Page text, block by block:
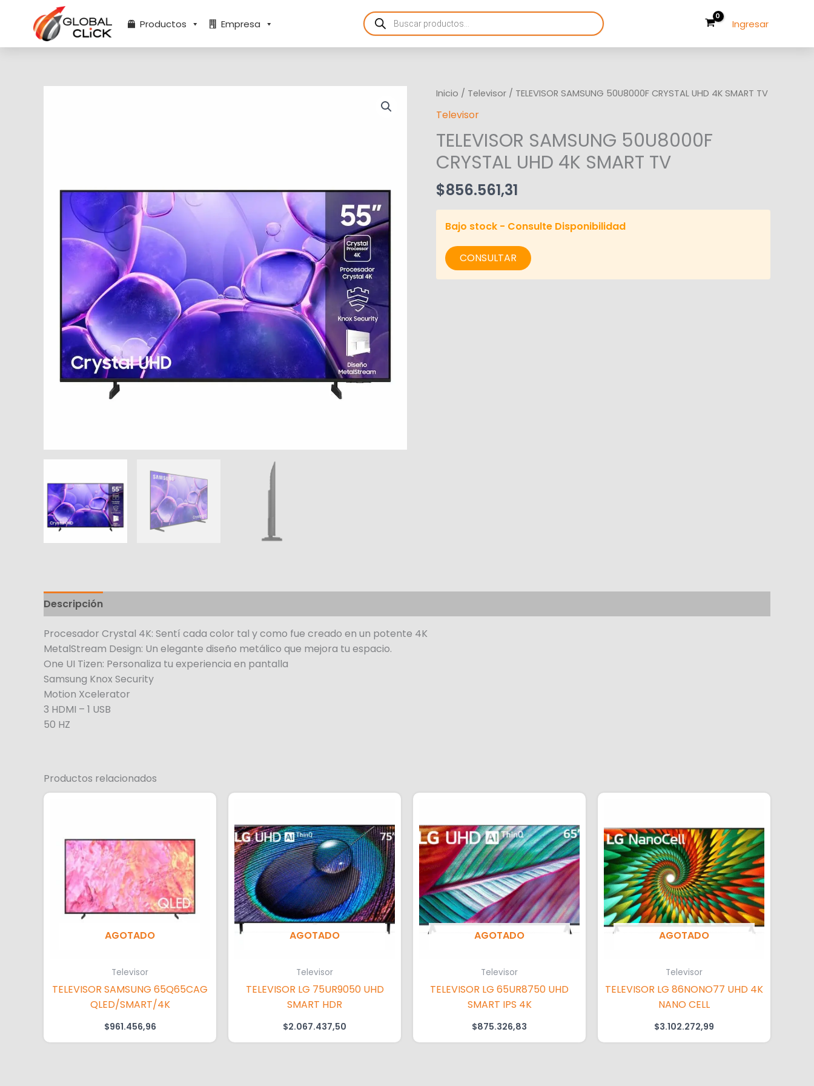
contenido
Productos Empresa
Products
search Ingresar
Inicio / Televisor / TELEVISOR SAMSUNG 50U8000F CRYSTAL UHD 4K SMART TV
Televisor
TELEVISOR SAMSUNG 50U8000F
CRYSTAL UHD 4K SMART TV
$856.561,31
Bajo stock - Consulte Disponibilidad
CONSULTAR
Descripción
Procesador Crystal 4K: Sentí cada color tal y como fue creado en un potente 4K
MetalStream Design: Un elegante diseño metálico que mejora tu espacio.
One UI Tizen: Personaliza tu experiencia en pantalla
Samsung Knox Security
Motion Xcelerator
3 HDMI – 1 USB
50 HZ
Productos relacionados
AGOTADO
Televisor
TELEVISOR SAMSUNG 65Q65CAG
QLED/SMART/4K
$961.456,96
AGOTADO
Televisor
TELEVISOR LG 75UR9050 UHD
SMART HDR
$2.067.437,50
AGOTADO
Televisor
TELEVISOR LG 65UR8750 UHD
SMART IPS 4K
$875.326,83
AGOTADO
Televisor
TELEVISOR LG 86NONO77 UHD 4K
NANO CELL
$3.102.272,99